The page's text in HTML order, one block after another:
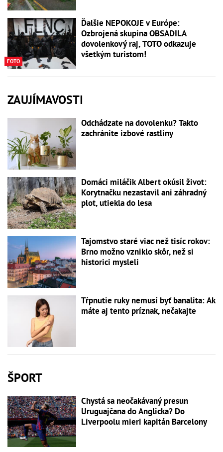
FOTO
Ďalšie NEPOKOJE v Európe:
Ozbrojená skupina OBSADILA
dovolenkový raj, TOTO odkazuje
všetkým turistom!
ZAUJÍMAVOSTI
Odchádzate na dovolenku? Takto
zachránite izbové rastliny
Domáci miláčik Albert okúsil život:
Korytnačku nezastavil ani záhradný
plot, utiekla do lesa
Tajomstvo staré viac než tisíc rokov:
Brno možno vzniklo skôr, než si
historici mysleli
Tŕpnutie ruky nemusí byť banalita: Ak
máte aj tento príznak, nečakajte
ŠPORT
Chystá sa neočakávaný presun
Uruguajčana do Anglicka? Do
Liverpoolu mieri kapitán Barcelony